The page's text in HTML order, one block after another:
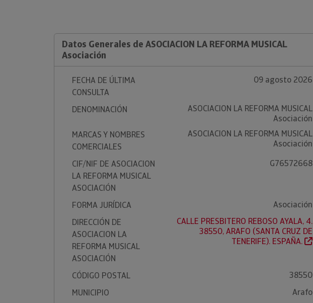
Datos Generales de ASOCIACION LA REFORMA MUSICAL
Asociación
FECHA DE ÚLTIMA
CONSULTA
09 agosto 2026
DENOMINACIÓN
ASOCIACION LA REFORMA MUSICAL
Asociación
MARCAS Y NOMBRES
COMERCIALES
ASOCIACION LA REFORMA MUSICAL
Asociación
CIF/NIF DE ASOCIACION
LA REFORMA MUSICAL
ASOCIACIÓN
G76572668
FORMA JURÍDICA
Asociación
DIRECCIÓN DE
ASOCIACION LA
REFORMA MUSICAL
ASOCIACIÓN
CALLE PRESBITERO REBOSO AYALA, 4.
38550, ARAFO (SANTA CRUZ DE
TENERIFE). ESPAÑA.
CÓDIGO POSTAL
38550
MUNICIPIO
Arafo